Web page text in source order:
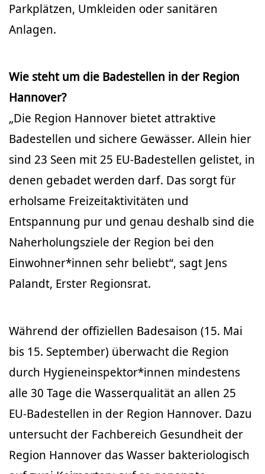
Parkplätzen, Umkleiden oder sanitären
Anlagen.
Wie steht um die Badestellen in der Region
Hannover?
„Die Region Hannover bietet attraktive
Badestellen und sichere Gewässer. Allein hier
sind 23 Seen mit 25 EU-Badestellen gelistet, in
denen gebadet werden darf. Das sorgt für
erholsame Freizeitaktivitäten und
Entspannung pur und genau deshalb sind die
Naherholungsziele der Region bei den
Einwohner*innen sehr beliebt“, sagt Jens
Palandt, Erster Regionsrat.
Während der offiziellen Badesaison (15. Mai
bis 15. September) überwacht die Region
durch Hygieneinspektor*innen mindestens
alle 30 Tage die Wasserqualität an allen 25
EU-Badestellen in der Region Hannover. Dazu
untersucht der Fachbereich Gesundheit der
Region Hannover das Wasser bakteriologisch